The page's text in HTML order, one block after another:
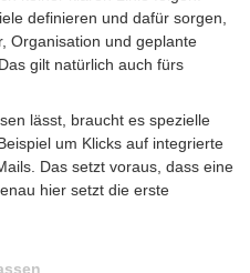
definieren und dafür sorgen,
Organisation und geplante
gilt natürlich auch fürs
lässt, braucht es spezielle
um Klicks auf integrierte
Das setzt voraus, dass eine
hier setzt die erste